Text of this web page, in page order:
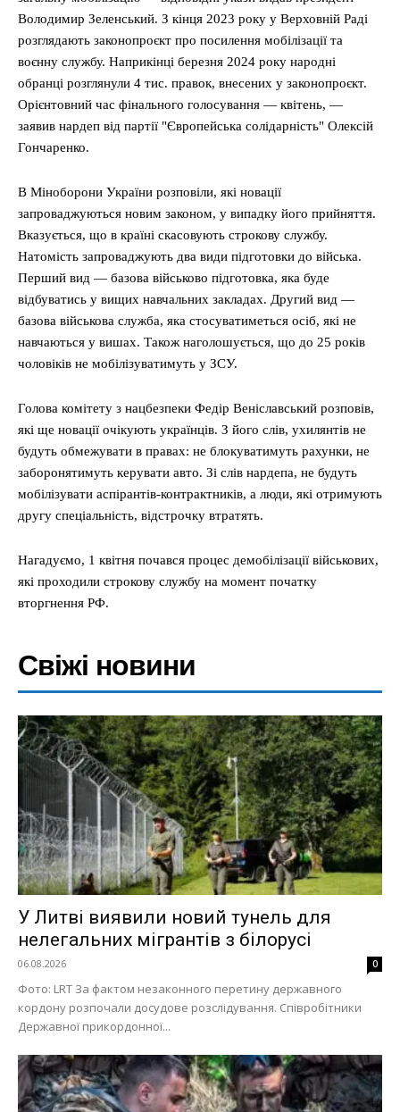
Володимир Зеленський. З кінця 2023 року у Верховній Раді
розглядають законопроєкт про посилення мобілізації та
воєнну службу. Наприкінці березня 2024 року народні
обранці розглянули 4 тис. правок, внесених у законопроєкт.
Орієнтовний час фінального голосування — квітень, —
заявив нардеп від партії "Європейська солідарність" Олексій
Гончаренко.
В Міноборони України розповіли, які новації
запроваджуються новим законом, у випадку його прийняття.
Вказується, що в країні скасовують строкову службу.
Натомість запроваджують два види підготовки до війська.
Перший вид — базова військово підготовка, яка буде
відбуватись у вищих навчальних закладах. Другий вид —
базова військова служба, яка стосуватиметься осіб, які не
навчаються у вишах. Також наголошується, що до 25 років
чоловіків не мобілізуватимуть у ЗСУ.
Голова комітету з нацбезпеки Федір Веніславський розповів,
які ще новації очікують українців. З його слів, ухилянтів не
будуть обмежувати в правах: не блокуватимуть рахунки, не
заборонятимуть керувати авто. Зі слів нардепа, не будуть
мобілізувати аспірантів-контрактників, а люди, які отримують
другу спеціальність, відстрочку втратять.
Нагадуємо, 1 квітня почався процес демобілізації військових,
які проходили строкову службу на момент початку
вторгнення РФ.
Свіжі новини
У Литві виявили новий тунель для
нелегальних мігрантів з білорусі
06.08.2026 0
Фото: LRT За фактом незаконного перетину державного
кордону розпочали досудове розслідування. Співробітники
Державної прикордонної...